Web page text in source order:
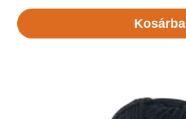
Kosárba